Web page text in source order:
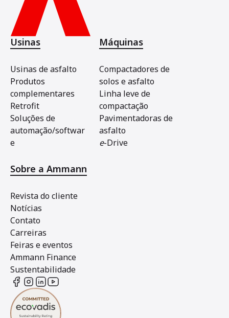
Usinas
Usinas de asfalto
Produtos
complementares
Retrofit
Soluções de
automação/softwar
e
Máquinas
Compactadores de
solos e asfalto
Linha leve de
compactação
Pavimentadoras de
asfalto
e-Drive
Sobre a Ammann
Revista do cliente
Notícias
Contato
Carreiras
Feiras e eventos
Ammann Finance
Sustentabilidade